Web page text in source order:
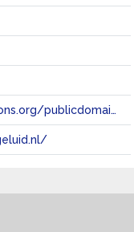
https://creativecommons.org/publicdomain/zero/1.0/